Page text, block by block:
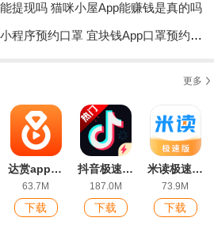
提现吗 猫咪小屋App能赚钱是真的吗
武汉人民怎么在宜块钱小程序预约口罩 宜块钱App口罩预约流程详解
更多
达赏app最新版
63.7M
下载
抖音极速版app2026最新版
187.0M
下载
米读极速版app
73.9M
下载